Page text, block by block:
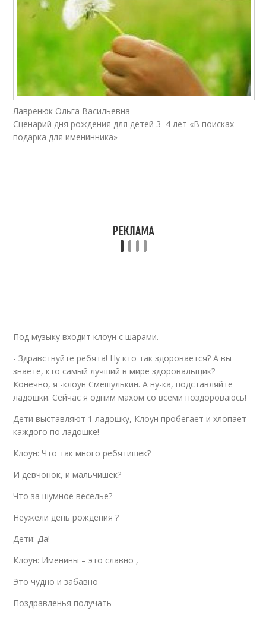
Лавренюк Ольга Васильевна
Сценарий дня рождения для детей 3–4 лет «В поисках
подарка для именинника»
Под музыку входит клоун с шарами.
- Здравствуйте ребята! Ну кто так здоровается? А вы
знаете, кто самый лучший в мире здоровальщик?
Конечно, я -клоун Смешулькин. А ну-ка, подставляйте
ладошки. Сейчас я одним махом со всеми поздороваюсь!
Дети выставляют 1 ладошку, Клоун пробегает и хлопает
каждого по ладошке!
Клоун: Что так много ребятишек?
И девчонок, и мальчишек?
Что за шумное веселье?
Неужели день рождения ?
Дети: Да!
Клоун: Именины – это славно ,
Это чудно и забавно
Поздравленья получать